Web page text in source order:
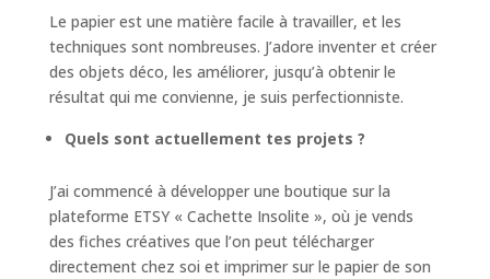
Le papier est une matière facile à travailler, et les
techniques sont nombreuses. J’adore inventer et créer
des objets déco, les améliorer, jusqu’à obtenir le
résultat qui me convienne, je suis perfectionniste.
Quels sont actuellement tes projets ?
J’ai commencé à développer une boutique sur la
plateforme ETSY « Cachette Insolite », où je vends
des fiches créatives que l’on peut télécharger
directement chez soi et imprimer sur le papier de son